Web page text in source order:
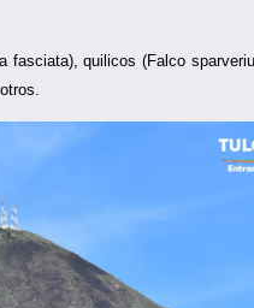
fasciata), quilicos (Falco